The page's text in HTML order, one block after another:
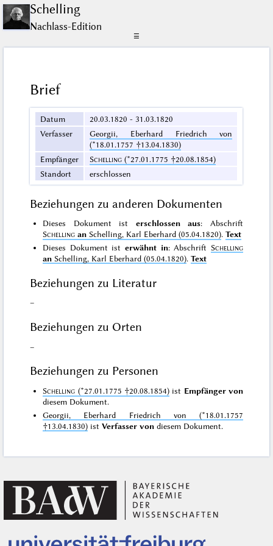
Schelling
Nachlass-Edition
☰
Brief
Datum
20.03.1820 - 31.03.1820
Verfasser
Georgii, Eberhard Friedrich von
(*18.01.1757 †13.04.1830)
Empfänger
Schelling (*27.01.1775 †20.08.1854)
Standort
erschlossen
Beziehungen zu anderen Dokumenten
Dieses Dokument ist erschlossen aus: Abschrift
Schelling an Schelling, Karl Eberhard (05.04.1820).Text
Dieses Dokument ist erwähnt in: Abschrift Schelling
an Schelling, Karl Eberhard (05.04.1820).Text
Beziehungen zu Literatur
–
Beziehungen zu Orten
–
Beziehungen zu Personen
Schelling (*27.01.1775 †20.08.1854) ist Empfänger von
diesem Dokument.
Georgii, Eberhard Friedrich von (*18.01.1757
†13.04.1830) istVerfasser von diesem Dokument.